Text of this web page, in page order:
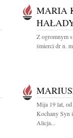
MARIA
Z ogromnym
śmierci dr n.
Mija 19 lat,
Kochany Syn
Alicja...